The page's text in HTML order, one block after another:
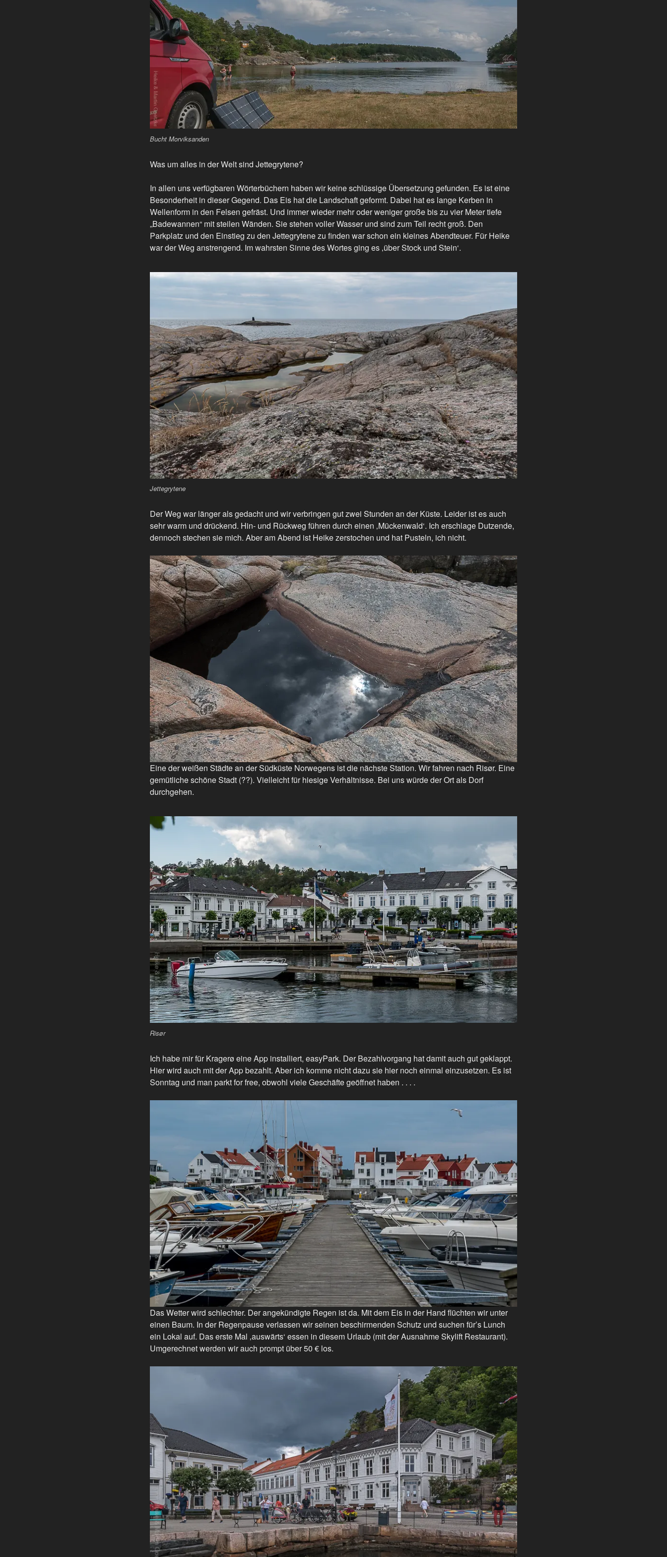
Bucht Morviksanden
Was um alles in der Welt sind Jettegrytene?
In allen uns verfügbaren Wörterbüchern haben wir keine schlüssige Übersetzung gefunden. Es ist eine
Besonderheit in dieser Gegend. Das Eis hat die Landschaft geformt. Dabei hat es lange Kerben in
Wellenform in den Felsen gefräst. Und immer wieder mehr oder weniger große bis zu vier Meter tiefe
„Badewannen“ mit steilen Wänden. Sie stehen voller Wasser und sind zum Teil recht groß. Den
Parkplatz und den Einstieg zu den Jettegrytene zu finden war schon ein kleines Abendteuer. Für Heike
war der Weg anstrengend. Im wahrsten Sinne des Wortes ging es ‚über Stock und Stein‘.
Jettegrytene
Der Weg war länger als gedacht und wir verbringen gut zwei Stunden an der Küste. Leider ist es auch
sehr warm und drückend. Hin- und Rückweg führen durch einen ‚Mückenwald‘. Ich erschlage Dutzende,
dennoch stechen sie mich. Aber am Abend ist Heike zerstochen und hat Pusteln, ich nicht.
Eine der weißen Städte an der Südküste Norwegens ist die nächste Station. Wir fahren nach Risør. Eine
gemütliche schöne Stadt (??). Vielleicht für hiesige Verhältnisse. Bei uns würde der Ort als Dorf
durchgehen.
Risør
Ich habe mir für Kragerø eine App installiert, easyPark. Der Bezahlvorgang hat damit auch gut geklappt.
Hier wird auch mit der App bezahlt. Aber ich komme nicht dazu sie hier noch einmal einzusetzen. Es ist
Sonntag und man parkt for free, obwohl viele Geschäfte geöffnet haben . . . .
Das Wetter wird schlechter. Der angekündigte Regen ist da. Mit dem Eis in der Hand flüchten wir unter
einen Baum. In der Regenpause verlassen wir seinen beschirmenden Schutz und suchen für’s Lunch
ein Lokal auf. Das erste Mal ‚auswärts‘ essen in diesem Urlaub (mit der Ausnahme Skylift Restaurant).
Umgerechnet werden wir auch prompt über 50 € los.